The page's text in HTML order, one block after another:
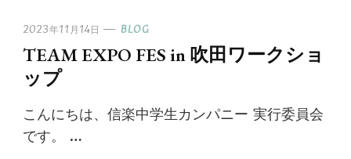
2023年11月14日 BLOG
TEAM EXPO FES in 吹田ワークショ
ップ
こんにちは、信楽中学生カンパニー 実行委員会
です。 …